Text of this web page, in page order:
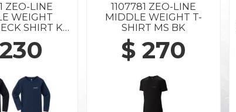
ZEO-LINE
WEIGHT
SHIRT KS
1107781 ZEO-LINE
MIDDLE WEIGHT T-
SHIRT MS BK
$ 270